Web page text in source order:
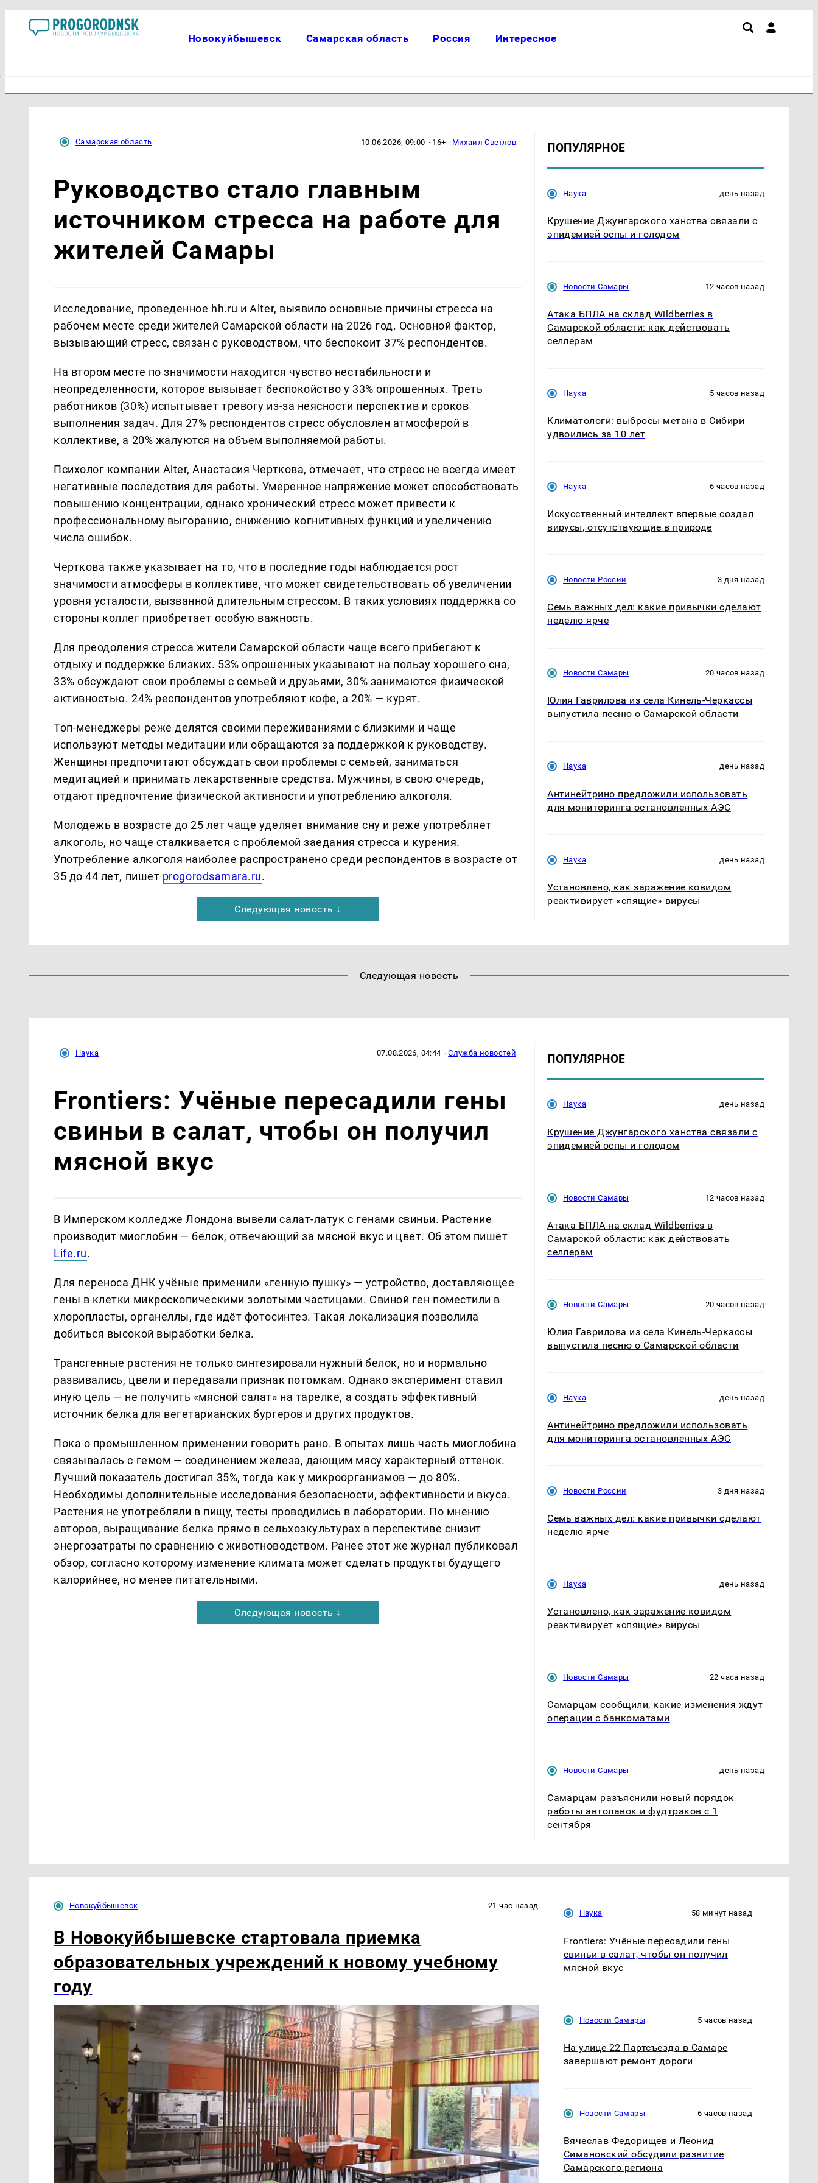
Новокуйбышевск Самарская область Россия Интересное
Самарская область 10.06.2026, 09:00 · 16+ · Михаил Светлов
Руководство стало главным
источником стресса на работе для
жителей Самары
Исследование, проведенное hh.ru и Alter, выявило основные причины стресса на
рабочем месте среди жителей Самарской области на 2026 год. Основной фактор,
вызывающий стресс, связан с руководством, что беспокоит 37% респондентов.
На втором месте по значимости находится чувство нестабильности и
неопределенности, которое вызывает беспокойство у 33% опрошенных. Треть
работников (30%) испытывает тревогу из-за неясности перспектив и сроков
выполнения задач. Для 27% респондентов стресс обусловлен атмосферой в
коллективе, а 20% жалуются на объем выполняемой работы.
Психолог компании Alter, Анастасия Черткова, отмечает, что стресс не всегда имеет
негативные последствия для работы. Умеренное напряжение может способствовать
повышению концентрации, однако хронический стресс может привести к
профессиональному выгоранию, снижению когнитивных функций и увеличению
числа ошибок.
Черткова также указывает на то, что в последние годы наблюдается рост
значимости атмосферы в коллективе, что может свидетельствовать об увеличении
уровня усталости, вызванной длительным стрессом. В таких условиях поддержка со
стороны коллег приобретает особую важность.
Для преодоления стресса жители Самарской области чаще всего прибегают к
отдыху и поддержке близких. 53% опрошенных указывают на пользу хорошего сна,
33% обсуждают свои проблемы с семьей и друзьями, 30% занимаются физической
активностью. 24% респондентов употребляют кофе, а 20% — курят.
Топ-менеджеры реже делятся своими переживаниями с близкими и чаще
используют методы медитации или обращаются за поддержкой к руководству.
Женщины предпочитают обсуждать свои проблемы с семьей, заниматься
медитацией и принимать лекарственные средства. Мужчины, в свою очередь,
отдают предпочтение физической активности и употреблению алкоголя.
Молодежь в возрасте до 25 лет чаще уделяет внимание сну и реже употребляет
алкоголь, но чаще сталкивается с проблемой заедания стресса и курения.
Употребление алкоголя наиболее распространено среди респондентов в возрасте от
35 до 44 лет, пишет progorodsamara.ru.
Следующая новость ↓
ПОПУЛЯРНОЕ
Наука день назад
Крушение Джунгарского ханства связали с
эпидемией оспы и голодом
Новости Самары 12 часов назад
Атака БПЛА на склад Wildberries в
Самарской области: как действовать
селлерам
Наука 5 часов назад
Климатологи: выбросы метана в Сибири
удвоились за 10 лет
Наука 6 часов назад
Искусственный интеллект впервые создал
вирусы, отсутствующие в природе
Новости России 3 дня назад
Семь важных дел: какие привычки сделают
неделю ярче
Новости Самары 20 часов назад
Юлия Гаврилова из села Кинель-Черкассы
выпустила песню о Самарской области
Наука день назад
Антинейтрино предложили использовать
для мониторинга остановленных АЭС
Наука день назад
Установлено, как заражение ковидом
реактивирует «спящие» вирусы
Следующая новость
Наука 07.08.2026, 04:44 ·Служба новостей
Frontiers: Учёные пересадили гены
свиньи в салат, чтобы он получил
мясной вкус
В Имперском колледже Лондона вывели салат-латук с генами свиньи. Растение
производит миоглобин — белок, отвечающий за мясной вкус и цвет. Об этом пишет
Life.ru.
Для переноса ДНК учёные применили «генную пушку» — устройство, доставляющее
гены в клетки микроскопическими золотыми частицами. Свиной ген поместили в
хлоропласты, органеллы, где идёт фотосинтез. Такая локализация позволила
добиться высокой выработки белка.
Трансгенные растения не только синтезировали нужный белок, но и нормально
развивались, цвели и передавали признак потомкам. Однако эксперимент ставил
иную цель — не получить «мясной салат» на тарелке, а создать эффективный
источник белка для вегетарианских бургеров и других продуктов.
Пока о промышленном применении говорить рано. В опытах лишь часть миоглобина
связывалась с гемом — соединением железа, дающим мясу характерный оттенок.
Лучший показатель достигал 35%, тогда как у микроорганизмов — до 80%.
Необходимы дополнительные исследования безопасности, эффективности и вкуса.
Растения не употребляли в пищу, тесты проводились в лаборатории. По мнению
авторов, выращивание белка прямо в сельхозкультурах в перспективе снизит
энергозатраты по сравнению с животноводством. Ранее этот же журнал публиковал
обзор, согласно которому изменение климата может сделать продукты будущего
калорийнее, но менее питательными.
Следующая новость ↓
ПОПУЛЯРНОЕ
Наука день назад
Крушение Джунгарского ханства связали с
эпидемией оспы и голодом
Новости Самары 12 часов назад
Атака БПЛА на склад Wildberries в
Самарской области: как действовать
селлерам
Новости Самары 20 часов назад
Юлия Гаврилова из села Кинель-Черкассы
выпустила песню о Самарской области
Наука день назад
Антинейтрино предложили использовать
для мониторинга остановленных АЭС
Новости России 3 дня назад
Семь важных дел: какие привычки сделают
неделю ярче
Наука день назад
Установлено, как заражение ковидом
реактивирует «спящие» вирусы
Новости Самары 22 часа назад
Самарцам сообщили, какие изменения ждут
операции с банкоматами
Новости Самары день назад
Самарцам разъяснили новый порядок
работы автолавок и фудтраков с 1
сентября
Новокуйбышевск 21 час назад
В Новокуйбышевске стартовала приемка
образовательных учреждений к новому учебному
году
Наука 58 минут назад
Frontiers: Учёные пересадили гены
свиньи в салат, чтобы он получил
мясной вкус
Новости Самары 5 часов назад
На улице 22 Партсъезда в Самаре
завершают ремонт дороги
Новости Самары 6 часов назад
Вячеслав Федорищев и Леонид
Симановский обсудили развитие
Самарского региона